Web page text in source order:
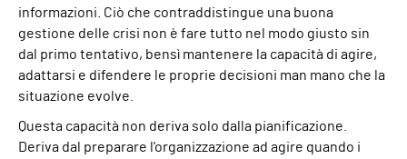
informazioni. Ciò che contraddistingue una buona
gestione delle crisi non è fare tutto nel modo giusto sin
dal primo tentativo, bensì mantenere la capacità di agire,
adattarsi e difendere le proprie decisioni man mano che la
situazione evolve.
Questa capacità non deriva solo dalla pianificazione.
Deriva dal preparare l'organizzazione ad agire quando i